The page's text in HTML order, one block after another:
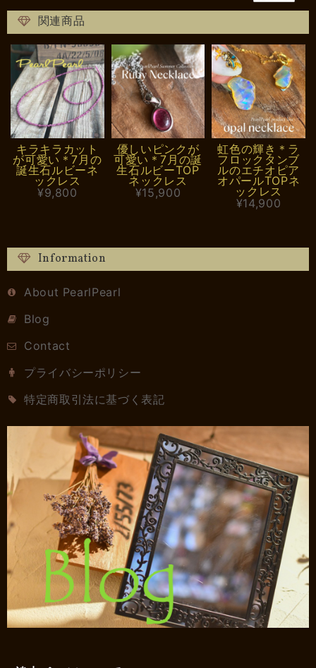
関連商品
キラキラカット
が可愛い＊7月の
誕生石ルビーネ
ックレス
¥9,800
優しいピンクが
可愛い＊7月の誕
生石ルビーTOP
ネックレス
¥15,900
虹色の輝き＊ラ
フロックタンブ
ルのエチオピア
オパールTOPネ
ックレス
¥14,900
Information
About PearlPearl
Blog
Contact
プライバシーポリシー
特定商取引法に基づく表記